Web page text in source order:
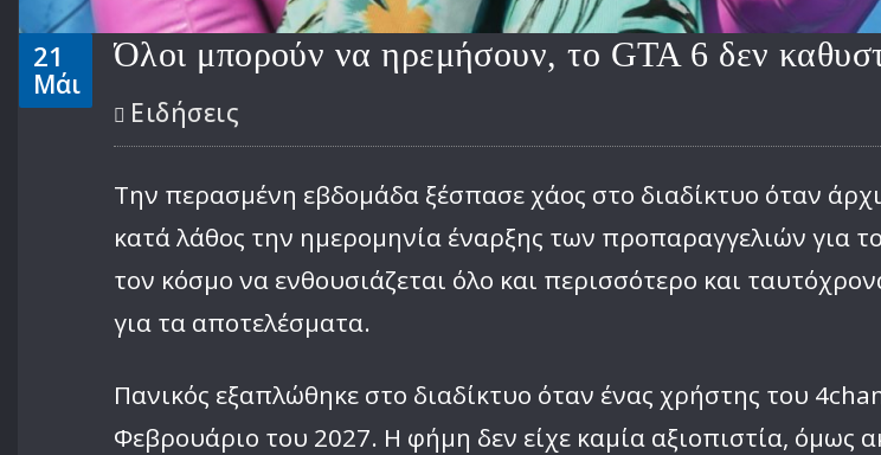
21
Μάι
Όλοι μπορούν να ηρεμήσουν, το GTA 6 δεν
Ειδήσεις
Την περασμένη εβδομάδα ξέσπασε χάος στο διαδίκτυο όταν
κατά λάθος την ημερομηνία έναρξης των προπαραγγελιών για το
τον κόσμο να ενθουσιάζεται όλο και περισσότερο και
για τα αποτελέσματα.
Πανικός εξαπλώθηκε στο διαδίκτυο όταν ένας χρήστης του
Φεβρουάριο του 2027. Η φήμη δεν είχε καμία αξιοπιστία, όμως